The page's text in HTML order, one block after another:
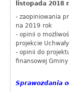
listopada 2018
- zaopiniowania
na 2019 rok
- opinii o
projekcie
- opinii do
finansowej
Sprawozdania